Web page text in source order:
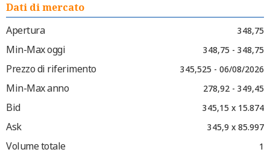
Dati di mercato
Apertura
348,75
Min-Max oggi 348,75 - 348,75
Prezzo di riferimento 345,525 - 06/08/2026
Min-Max anno 278,92 - 349,45
Bid 345,15 x 15.874
Ask 345,9 x 85.997
Volume totale 1